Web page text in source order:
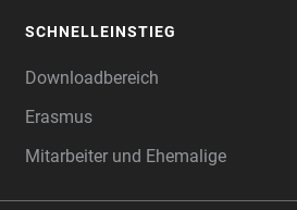
SCHNELLEINSTIEG
Downloadbereich
Erasmus
Mitarbeiter und Ehemalige